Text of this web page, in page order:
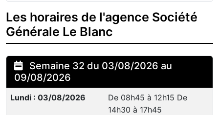
Les horaires de l'agence Société
Générale Le Blanc
Semaine 32 du 03/08/2026 au
09/08/2026
Lundi : 03/08/2026
De 08h45 à 12h15 De
14h30 à 17h45